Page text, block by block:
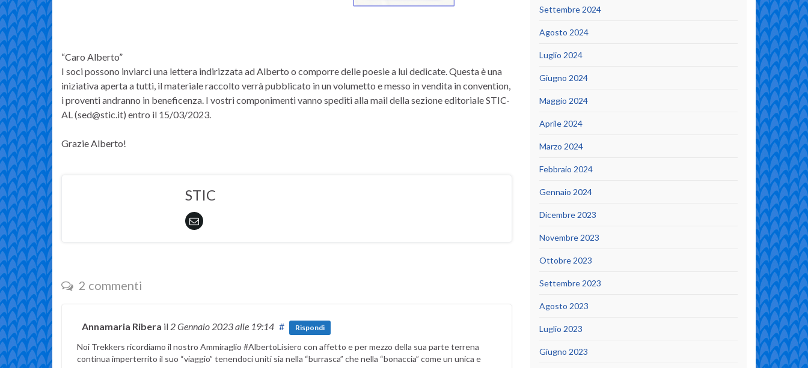
“Caro Alberto”
I soci possono inviarci una lettera indirizzata ad Alberto o comporre delle poesie a lui dedicate. Questa è una
iniziativa aperta a tutti, il materiale raccolto verrà pubblicato in un volumetto e messo in vendita in convention,
i proventi andranno in beneficenza. I vostri componimenti vanno spediti alla mail della sezione editoriale STIC-
AL (sed@stic.it) entro il 15/03/2023.
Grazie Alberto!
STIC
2 commenti
Annamaria Ribera il 2 Gennaio 2023alle 19:14 # Rispondi
Noi Trekkers ricordiamo il nostro Ammiraglio #AlbertoLisiero con affetto e per mezzo della sua parte terrena
continua imperterrito il suo “viaggio” tenendoci uniti sia nella “burrasca” che nella “bonaccia” come un unica e
Settembre 2024
Agosto 2024
Luglio 2024
Giugno 2024
Maggio 2024
Aprile 2024
Marzo 2024
Febbraio 2024
Gennaio 2024
Dicembre 2023
Novembre 2023
Ottobre 2023
Settembre 2023
Agosto 2023
Luglio 2023
Giugno 2023